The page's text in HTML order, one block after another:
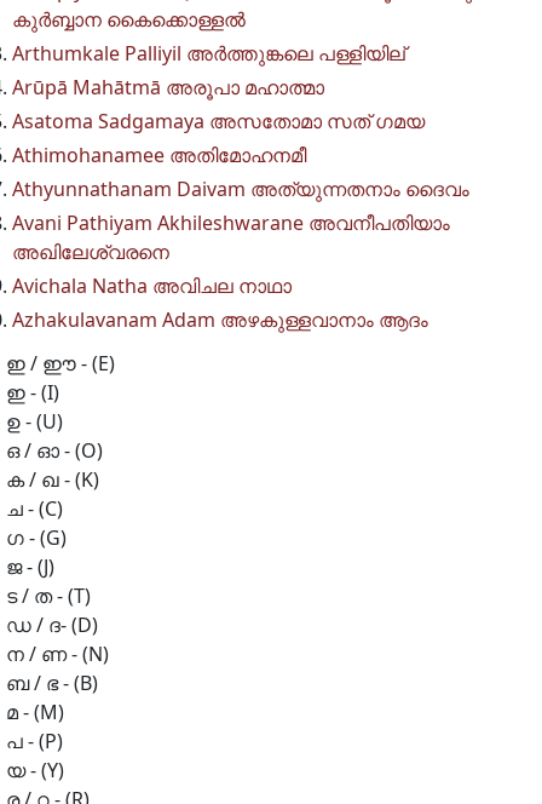
കുർബ്ബാന കൈക്കൊള്ളൽ
Arthumkale Palliyil അര്‍ത്തുങ്കലെ പള്ളിയില്
Arūpā Mahātmā അരൂപാ മഹാത്മാ
Asatoma Sadgamaya അസതോമാ സത് ഗമയ
Athimohanamee അതിമോഹനമീ
Athyunnathanam Daivam അത്യുന്നതനാം ദൈവം
Avani Pathiyam Akhileshwarane അവനീപതിയാം
അഖിലേശ്വരനെ
Avichala Natha അവിചല നാഥാ
Azhakulavanam Adam അഴകുള്ളവാനാം ആദം
ഇ / ഈ - (E)
ഇ - (I)
ഉ - (U)
ഒ / ഓ - (O)
ക / ഖ - (K)
ച - (C)
ഗ - (G)
ജ - (J)
ട / ത - (T)
ഡ / ദ- (D)
ന / ണ - (N)
ബ / ഭ - (B)
മ - (M)
പ - (P)
യ - (Y)